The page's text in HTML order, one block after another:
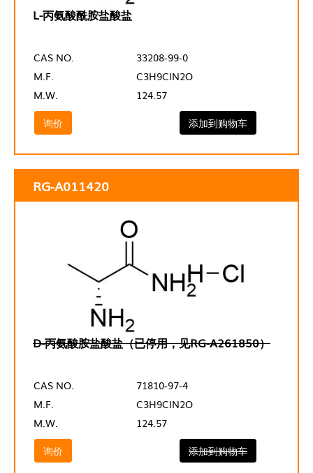
L-丙氨酸酰胺盐酸盐
CAS NO.
33208-99-0
M.F.
C3H9ClN2O
M.W.
124.57
询价
添加到购物车
RG-A011420
D-丙氨酸胺盐酸盐（已停用，见RG-A261850）
CAS NO.
71810-97-4
M.F.
C3H9ClN2O
M.W.
124.57
询价
添加到购物车